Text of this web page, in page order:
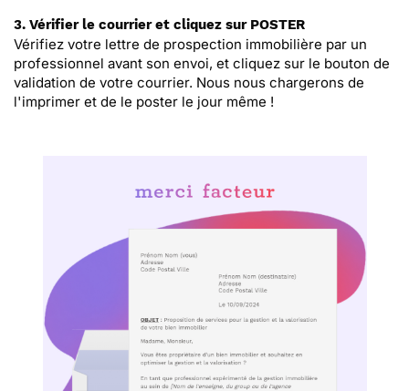
3. Vérifier le courrier et cliquez sur POSTER
Vérifiez votre lettre de prospection immobilière par un
professionnel avant son envoi, et cliquez sur le bouton de
validation de votre courrier. Nous nous chargerons de
l'imprimer et de le poster le jour même !